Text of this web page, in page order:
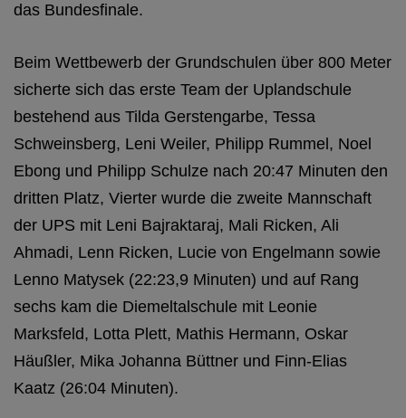
das Bundesfinale.
Beim Wettbewerb der Grundschulen über 800 Meter
sicherte sich das erste Team der Uplandschule
bestehend aus Tilda Gerstengarbe, Tessa
Schweinsberg, Leni Weiler, Philipp Rummel, Noel
Ebong und Philipp Schulze nach 20:47 Minuten den
dritten Platz, Vierter wurde die zweite Mannschaft
der UPS mit Leni Bajraktaraj, Mali Ricken, Ali
Ahmadi, Lenn Ricken, Lucie von Engelmann sowie
Lenno Matysek (22:23,9 Minuten) und auf Rang
sechs kam die Diemeltalschule mit Leonie
Marksfeld, Lotta Plett, Mathis Hermann, Oskar
Häußler, Mika Johanna Büttner und Finn-Elias
Kaatz (26:04 Minuten).